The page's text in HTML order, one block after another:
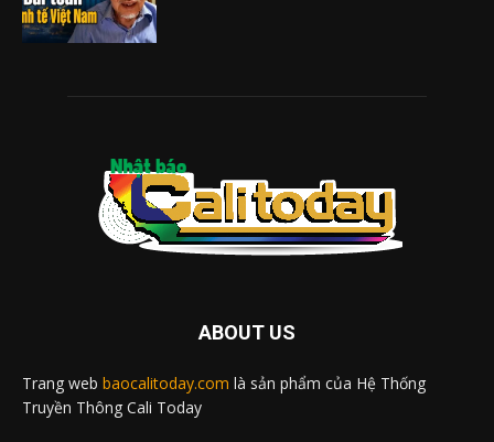
ABOUT US
Trang web baocalitoday.com là sản phẩm của Hệ Thống
Truyền Thông Cali Today